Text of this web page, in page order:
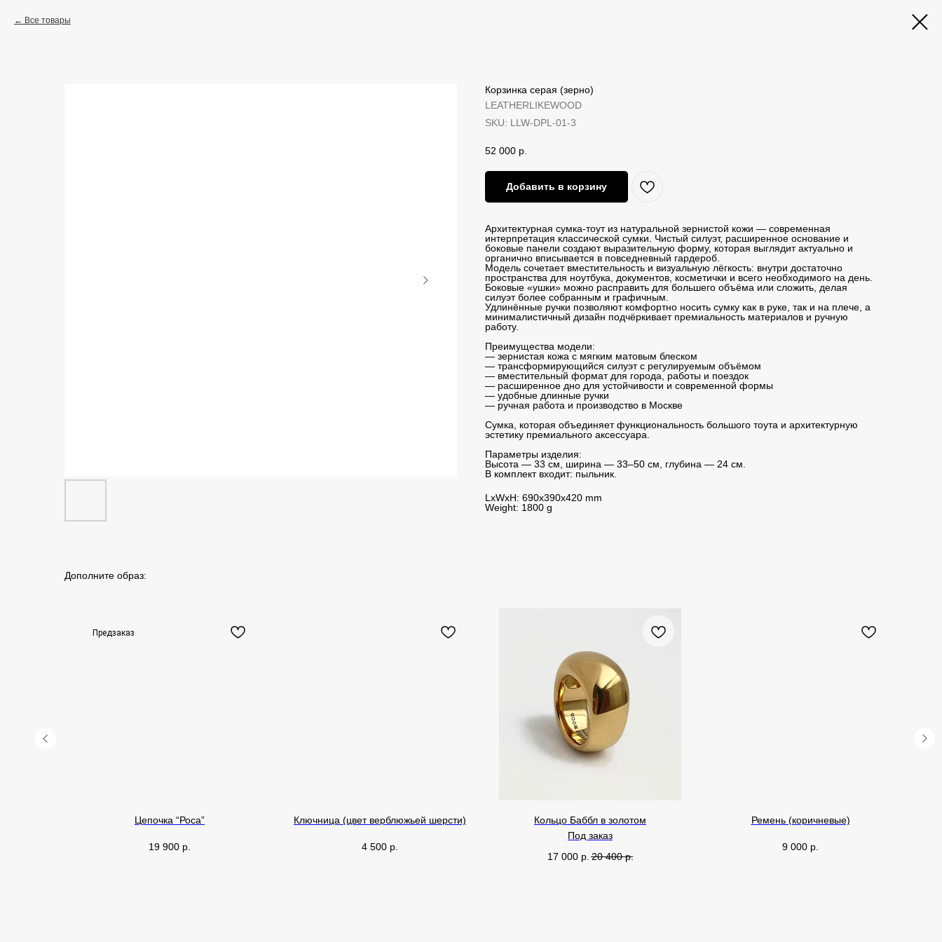
Все товары
Корзинка серая (зерно)
LEATHERLIKEWOOD
SKU: LLW-DPL-01-3
52 000 р.
Добавить в корзину
Архитектурная сумка-тоут из натуральной зернистой кожи — современная
интерпретация классической сумки. Чистый силуэт, расширенное основание и
боковые панели создают выразительную форму, которая выглядит актуально и
органично вписывается в повседневный гардероб.
Модель сочетает вместительность и визуальную лёгкость: внутри достаточно
пространства для ноутбука, документов, косметички и всего необходимого на день.
Боковые «ушки» можно расправить для большего объёма или сложить, делая
силуэт более собранным и графичным.
Удлинённые ручки позволяют комфортно носить сумку как в руке, так и на плече, а
минималистичный дизайн подчёркивает премиальность материалов и ручную
работу.
Преимущества модели:
— зернистая кожа с мягким матовым блеском
— трансформирующийся силуэт с регулируемым объёмом
— вместительный формат для города, работы и поездок
— расширенное дно для устойчивости и современной формы
— удобные длинные ручки
— ручная работа и производство в Москве
Сумка, которая объединяет функциональность большого тоута и архитектурную
эстетику премиального аксессуара.
Параметры изделия:
Высота — 33 см, ширина — 33–50 см, глубина — 24 см.
В комплект входит: пыльник.
LxWxH: 690x390x420 mm
Weight: 1800 g
Дополните образ:
Предзаказ
Цепочка “Роса”
19 900 р.
Ключница (цвет верблюжьей шерсти)
4 500 р.
Кольцо Баббл в золотом
Под заказ
17 000 р. 20 400 р.
Ремень (коричневые)
9 000 р.